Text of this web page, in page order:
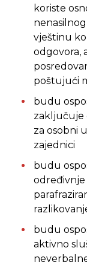
koriste
vještinu
odgovora,
poštujući
budu
zaključuje
za osobni
zajednici
budu
određivnje
budu
aktivno